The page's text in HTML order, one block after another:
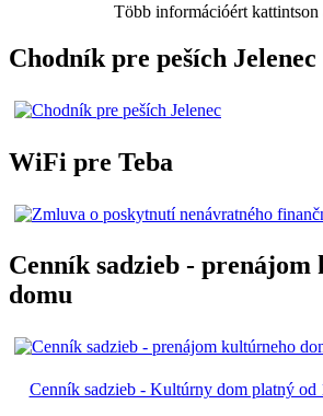
Több információért kattintson
Chodník pre peších Jelenec
WiFi pre Teba
Cenník sadzieb - prenájom
domu
Cenník sadzieb - Kultúrny dom platný od